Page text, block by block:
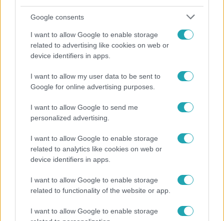
Google consents
I want to allow Google to enable storage
related to advertising like cookies on web or
device identifiers in apps.
I want to allow my user data to be sent to
Google for online advertising purposes.
I want to allow Google to send me
personalized advertising.
I want to allow Google to enable storage
related to analytics like cookies on web or
device identifiers in apps.
I want to allow Google to enable storage
related to functionality of the website or app.
I want to allow Google to enable storage
A fiataloknak üzent Majka: „Hagyjátok ezt abba,
ez nagyon ciki!”